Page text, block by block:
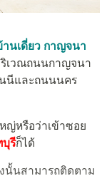
านเดี่ยว กาญจนา
เวณถนนกาญจนา
นีและถนนนคร
ญ่หรือว่าเข้าซอย
บุรีก็ได้
นั้นสามารถติดตาม